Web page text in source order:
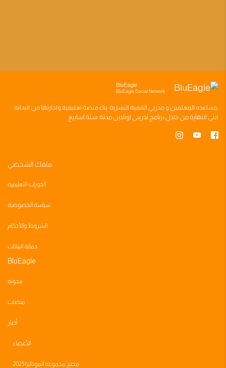
BluEagle
BluEagle Social Network
مساعده المعلمين ومدربي التنميه البشريه بناءمنصه تعليميه وادارتها من البدايه
حتى النهايه من خلال برنامج تدريبي اونلاين مدته سته اسابيع
ملفك الشخصي
الدورات التعليمية
سياسة الخصوصية
الشروط والأحكام
حماية البيانات
BluEagle
مدونه
منصات
أخبار
الأعضاء
مختبر مجموعه الموناليزا 2025